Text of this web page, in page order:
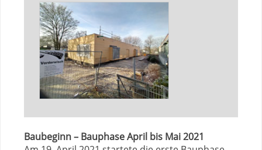
Baubeginn – Bauphase April bis Mai 2021